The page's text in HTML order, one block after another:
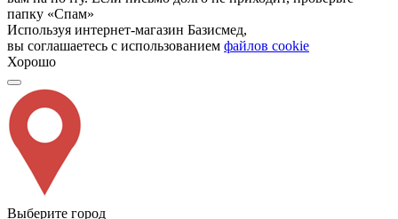
папку «Спам»
Используя интернет-магазин Базисмед,
вы соглашаетесь с использованием файлов cookie
Хорошо
Выберите город